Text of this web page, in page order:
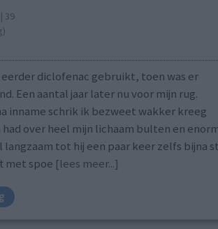
39
eerder diclofenac gebruikt, toen was er
Een aantal jaar later nu voor mijn rug.
inname schrik ik bezweet wakker kreeg
had over heel mijn lichaam bulten en
langzaam tot hij een paar keer zelfs bijna
met spoe [lees meer...]